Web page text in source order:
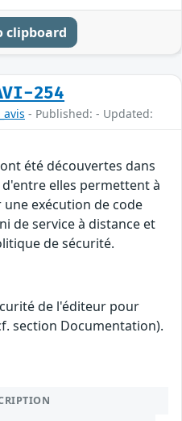
clipboard
254
- Published: - Updated:
été découvertes dans
elles permettent à
exécution de code
de service à distance et
de sécurité.
de l'éditeur pour
section Documentation).